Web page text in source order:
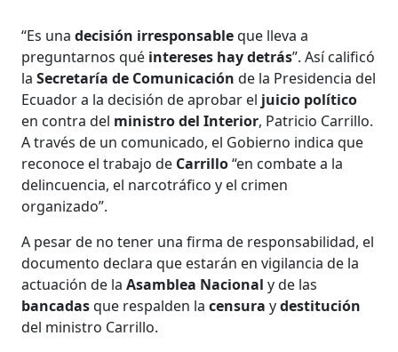
“Es unadecisión irresponsableque lleva a
preguntarnos qué intereses hay detrás”. Así calificó
laSecretaría de Comunicaciónde la Presidencia del
Ecuador a la decisión de aprobar el juicio político
en contra del ministro del Interior, Patricio Carrillo.
A través de un comunicado, el Gobierno indica que
reconoce el trabajo de Carrillo“en combate a la
delincuencia, el narcotráfico y el crimen
organizado”.
A pesar de no tener una firma de responsabilidad, el
documento declara que estarán en vigilancia de la
actuación de laAsamblea Nacionaly de las
bancadasque respalden lacensuraydestitución
del ministro Carrillo.